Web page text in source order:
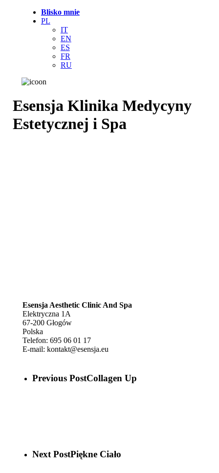
Blisko mnie
PL
IT
EN
ES
FR
RU
Esensja Klinika Medycyny
Estetycznej i Spa
Esensja Aesthetic Clinic And Spa
Elektryczna 1A
67-200 Głogów
Polska
Telefon: 695 06 01 17
E-mail: kontakt@esensja.eu
Previous PostCollagen Up
Next PostPiękne Ciało